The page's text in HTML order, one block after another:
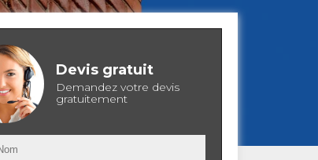
Devis gratuit
Demandez votre devis
gratuitement